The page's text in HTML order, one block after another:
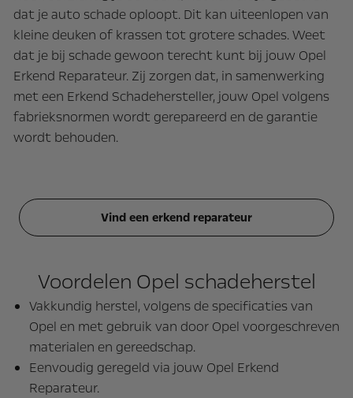
dat je auto schade oploopt. Dit kan uiteenlopen van
kleine deuken of krassen tot grotere schades. Weet
dat je bij schade gewoon terecht kunt bij jouw Opel
Erkend Reparateur. Zij zorgen dat, in samenwerking
met een Erkend Schadehersteller, jouw Opel volgens
fabrieksnormen wordt gerepareerd en de garantie
wordt behouden.
Vind een erkend reparateur
Voordelen Opel schadeherstel
Vakkundig herstel, volgens de specificaties van
Opel en met gebruik van door Opel voorgeschreven
materialen en gereedschap.
Eenvoudig geregeld via jouw Opel Erkend
Reparateur.